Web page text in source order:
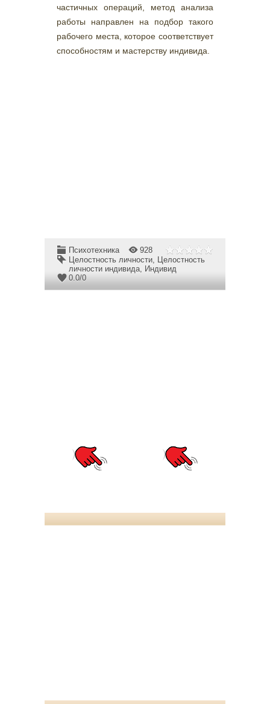
частичных операций, метод анализа
работы направлен на подбор такого
рабочего места, которое соответствует
способностям и мастерству индивида.
Психотехника
928
Целостность личности, Целостность
личности индивида, Индивид
0.0/0